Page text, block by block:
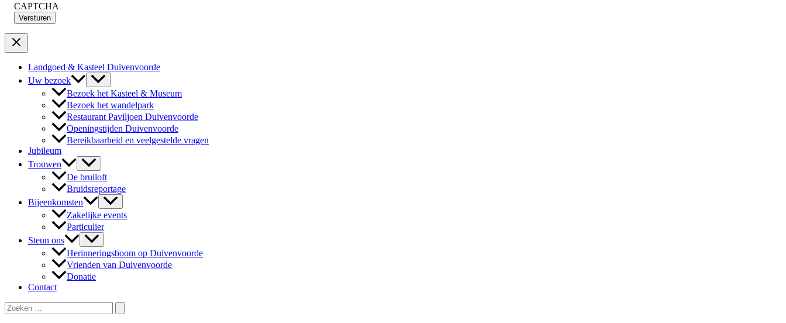
CAPTCHA
Landgoed & Kasteel Duivenvoorde
Uw bezoek
Bezoek het Kasteel & Museum
Bezoek het wandelpark
Restaurant Paviljoen Duivenvoorde
Openingstijden Duivenvoorde
Bereikbaarheid en veelgestelde vragen
Jubileum
Trouwen
De bruiloft
Bruidsreportage
Bijeenkomsten
Zakelijke events
Particulier
Steun ons
Herinneringsboom op Duivenvoorde
Vrienden van Duivenvoorde
Donatie
Contact
Zoeken
naar: